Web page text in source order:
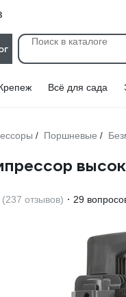
Всё для сада
/ Поршневые /
(237 отзывов) 29